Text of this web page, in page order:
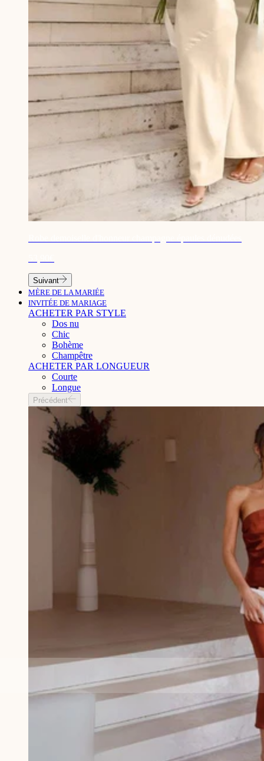
Suivant
MÈRE DE LA MARIÉE
INVITÉE DE MARIAGE
ACHETER PAR STYLE
Dos nu
Chic
Bohème
Champêtre
ACHETER PAR LONGUEUR
Courte
Longue
Précédent